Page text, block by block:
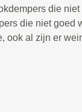
die
die niet goed
ook al zijn er